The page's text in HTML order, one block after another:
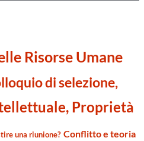
Risorse Umane
di selezione,
Proprietà
una riunione? Conflitto e teoria